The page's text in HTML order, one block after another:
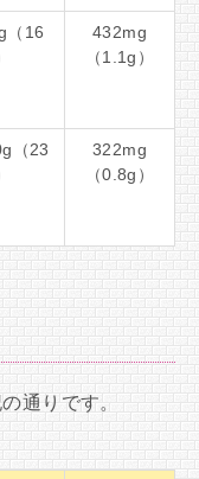
（16
432mg
（1.1g）
（23
322mg
（0.8g）
通りです。